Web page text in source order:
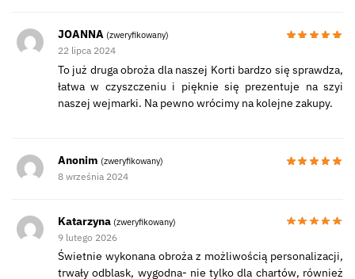
JOANNA (zweryfikowany)
22 lipca 2024
To już druga obroża dla naszej Korti bardzo się sprawdza,
łatwa w czyszczeniu i pięknie się prezentuje na szyi
naszej wejmarki. Na pewno wrócimy na kolejne zakupy.
Anonim (zweryfikowany)
8 września 2024
Katarzyna (zweryfikowany)
9 lutego 2026
Świetnie wykonana obroża z możliwością personalizacji,
trwały odblask, wygodna- nie tylko dla chartów, również